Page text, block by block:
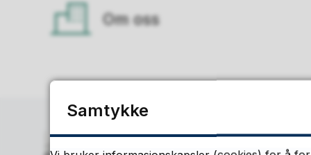
Om oss
Samtykke